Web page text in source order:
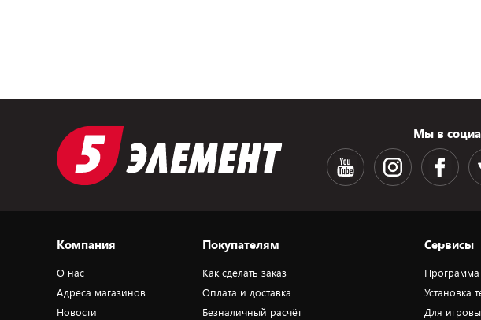
Мы в
Компания
О нас
Адреса магазинов
Новости
Покупателям
Как сделать заказ
Оплата и доставка
Безналичный расчёт
Сервисы
Установка
Для